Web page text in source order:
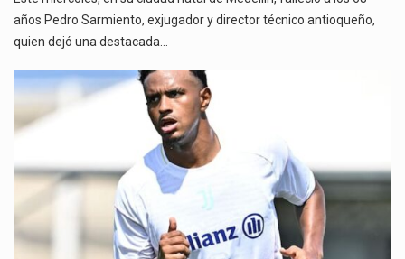
años Pedro Sarmiento, exjugador y director técnico antioqueño,
quien dejó una destacada…